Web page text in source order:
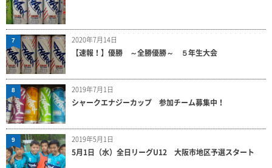
2020年7月14日
【速報！】優勝 ～全勝優勝～ ５年生大会
7
2019年7月1日
シャークエナジーカップ 参加チーム募集中！
8
2019年5月1日
5月1日（水）全日リーグU12 大阪市地区予選スタート
9